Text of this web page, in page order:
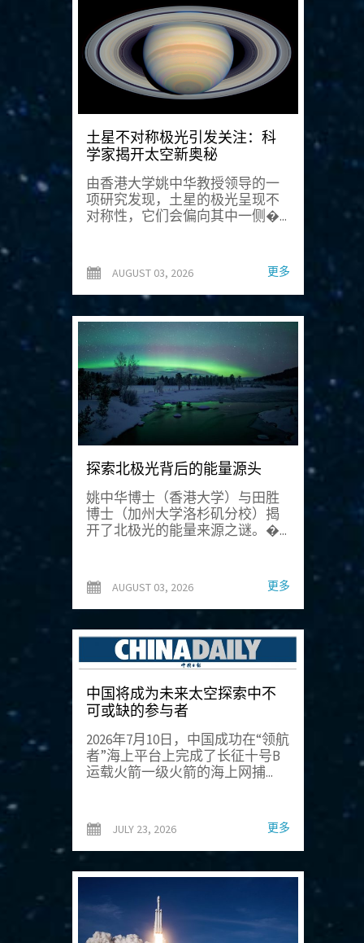
土星不对称极光引发关注：科
学家揭开太空新奥秘
由香港大学姚中华教授领导的一
项研究发现，土星的极光呈现不
对称性，它们会偏向其中一侧�...
AUGUST 03, 2026 更多
探索北极光背后的能量源头
姚中华博士（香港大学）与田胜
博士（加州大学洛杉矶分校）揭
开了北极光的能量来源之谜。�...
AUGUST 03, 2026 更多
中国将成为未来太空探索中不
可或缺的参与者
2026年7月10日，中国成功在“领航
者”海上平台上完成了长征十号B
运载火箭一级火箭的海上网捕...
JULY 23, 2026 更多